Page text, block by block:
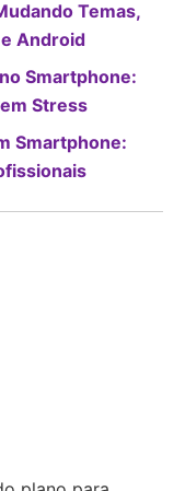
Temas,
Android
Smartphone:
Stress
Smartphone: